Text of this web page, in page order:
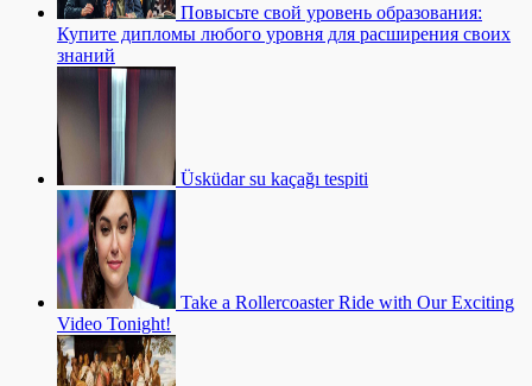
Повысьте свой уровень образования:
Купите дипломы любого уровня для расширения своих
знаний
Üsküdar su kaçağı tespiti
Take a Rollercoaster Ride with Our Exciting
Video Tonight!